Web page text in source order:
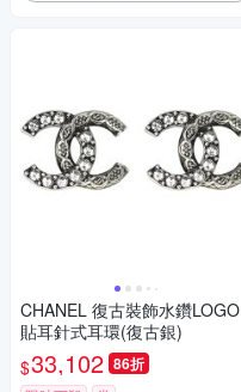
CHANEL 復古裝飾水鑽LOGO
貼耳針式耳環(復古銀)
$33,102 86折